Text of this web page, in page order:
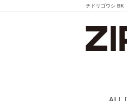
チドリゴウシ BK